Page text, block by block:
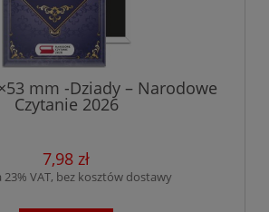
mm -Dziady – Narodowe
Czytanie 2026
7,98 zł
23% VAT, bez kosztów dostawy